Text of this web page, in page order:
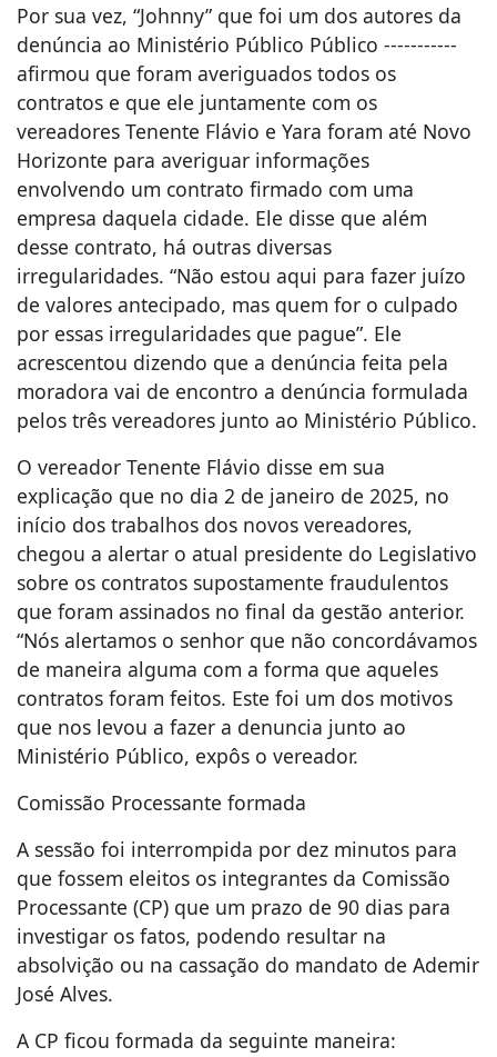
Por sua vez, “Johnny” que foi um dos autores da
denúncia ao Ministério Público Público -----------
afirmou que foram averiguados todos os
contratos e que ele juntamente com os
vereadores Tenente Flávio e Yara foram até Novo
Horizonte para averiguar informações
envolvendo um contrato firmado com uma
empresa daquela cidade. Ele disse que além
desse contrato, há outras diversas
irregularidades. “Não estou aqui para fazer juízo
de valores antecipado, mas quem for o culpado
por essas irregularidades que pague”. Ele
acrescentou dizendo que a denúncia feita pela
moradora vai de encontro a denúncia formulada
pelos três vereadores junto ao Ministério Público.
O vereador Tenente Flávio disse em sua
explicação que no dia 2 de janeiro de 2025, no
início dos trabalhos dos novos vereadores,
chegou a alertar o atual presidente do Legislativo
sobre os contratos supostamente fraudulentos
que foram assinados no final da gestão anterior.
“Nós alertamos o senhor que não concordávamos
de maneira alguma com a forma que aqueles
contratos foram feitos. Este foi um dos motivos
que nos levou a fazer a denuncia junto ao
Ministério Público, expôs o vereador.
Comissão Processante formada
A sessão foi interrompida por dez minutos para
que fossem eleitos os integrantes da Comissão
Processante (CP) que um prazo de 90 dias para
investigar os fatos, podendo resultar na
absolvição ou na cassação do mandato de Ademir
José Alves.
A CP ficou formada da seguinte maneira: